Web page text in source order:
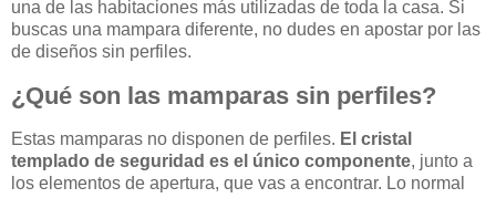
una de las habitaciones más utilizadas de toda la casa. Si
buscas una mampara diferente, no dudes en apostar por las
de diseños sin perfiles.
¿Qué son las mamparas sin perfiles?
Estas mamparas no disponen de perfiles. El cristal
templado de seguridad es el único componente, junto a
los elementos de apertura, que vas a encontrar. Lo normal